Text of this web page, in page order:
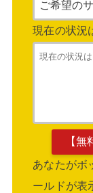
現在の状況
あなたがボ
ールドが表